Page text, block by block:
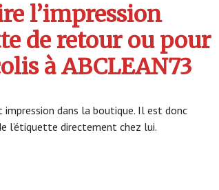
l’impression
de retour ou pour
à ABCLEAN73
impression dans la boutique. Il est donc
l’étiquette directement chez lui.